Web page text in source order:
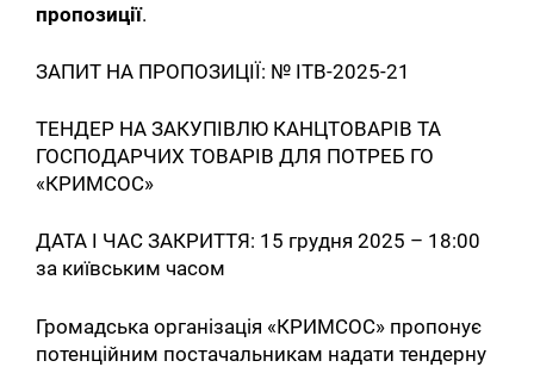
пропозиції.
ЗАПИТ НА ПРОПОЗИЦІЇ: № ITB-2025-21
ТЕНДЕР НА ЗАКУПІВЛЮ КАНЦТОВАРІВ ТА
ГОСПОДАРЧИХ ТОВАРІВ ДЛЯ ПОТРЕБ ГО
«КРИМСОС»
ДАТА І ЧАС ЗАКРИТТЯ: 15 грудня 2025 – 18:00
за київським часом
Громадська організація «КРИМСОС» пропонує
потенційним постачальникам надати тендерну